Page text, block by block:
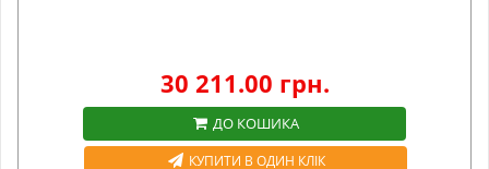
30 211.00 грн.
ДО КОШИКА
КУПИТИ В ОДИН КЛІК